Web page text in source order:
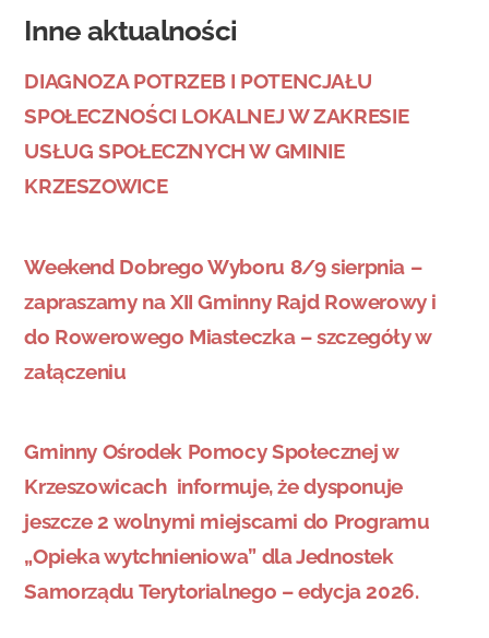
Inne aktualności
DIAGNOZA POTRZEB I POTENCJAŁU
SPOŁECZNOŚCI LOKALNEJ W ZAKRESIE
USŁUG SPOŁECZNYCH W GMINIE
KRZESZOWICE
Weekend Dobrego Wyboru 8/9 sierpnia –
zapraszamy na XII Gminny Rajd Rowerowy i
do Rowerowego Miasteczka – szczegóły w
załączeniu
Gminny Ośrodek Pomocy Społecznej w
Krzeszowicach informuje, że dysponuje
jeszcze 2 wolnymi miejscami do Programu
„Opieka wytchnieniowa” dla Jednostek
Samorządu Terytorialnego – edycja 2026.